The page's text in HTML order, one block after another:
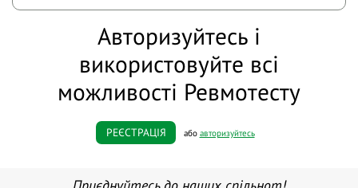
Авторизуйтесь і
використовуйте всі
можливості Ревмотесту
РЕЄСТРАЦІЯ або авторизуйтесь